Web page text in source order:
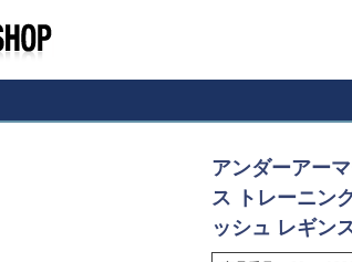
アンダーアー
ス トレーニン
ッシュ レギン